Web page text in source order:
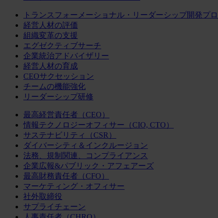
トランスフォーメーショナル・リーダーシップ開発プ
経営人材の評価
組織変革の支援
エグゼクティブサーチ
企業統治アドバイザリー
経営人材の育成
CEOサクセッション
チームの機能強化
リーダーシップ研修
最高経営責任者（CEO）
情報テクノロジーオフィサー（CIO, CTO）
サステナビリティ（CSR）
ダイバーシティ＆インクルージョン
法務、規制関連、コンプライアンス
企業広報&パブリック・アフェアーズ
最高財務責任者（CFO）
マーケティング・オフィサー
社外取締役
サプライチェーン